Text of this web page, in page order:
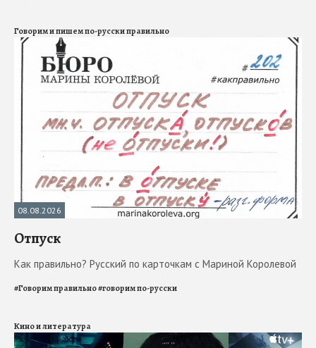
Говорим и пишем по-русски правильно
08.08.2026
Отпуск
Как правильно? Русский по карточкам с Мариной Королевой
#Говорим правильно#говорим по-русски
Кино и литература